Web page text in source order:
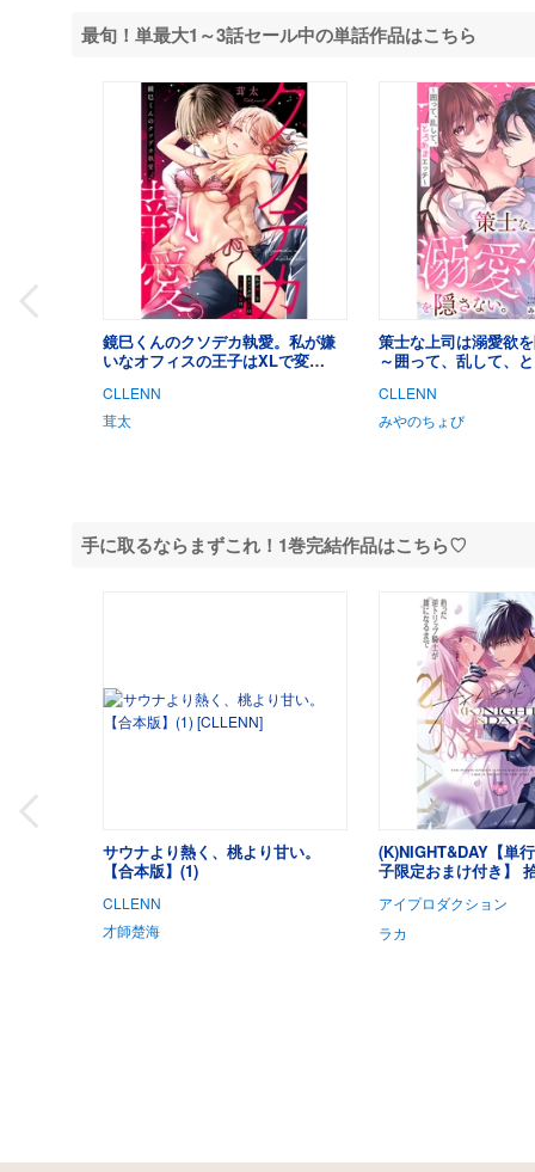
最旬！単最大1～3話セール中の単話作品はこちら
鏡巳くんのクソデカ執愛。私が嫌
いなオフィスの王子はXLで変
CLLENN
茸太
策士な上司は溺愛欲
～囲って、乱して、
CLLENN
みやのちょび
手に取るならまずこれ！1巻完結作品はこちら♡
サウナより熱く、桃より甘い。
【合本版】(1)
CLLENN
才師楚海
(K)NIGHT&DAY【単
子限定おまけ付き】
アイプロダクション
ラカ